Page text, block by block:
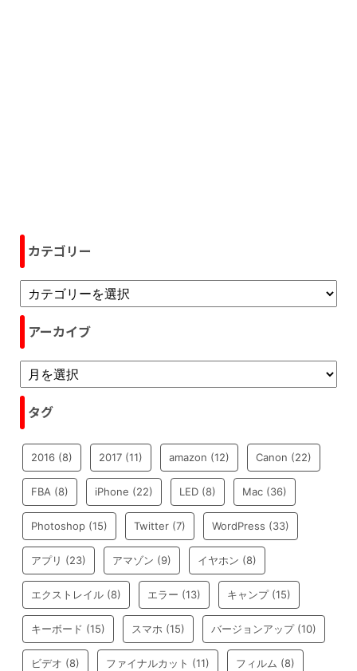
カテゴリー
アーカイブ
タグ
2016 (8) 2017 (11) amazon (12) Canon (22)
FBA (8) iPhone (22) LED (8) Mac (36)
Photoshop (15) Twitter (7) WordPress (33)
アプリ (23) アマゾン (9) イヤホン (8)
エクストレイル (8) エラー (13) キャンプ(15)
キーボード (15) スマホ (15) バージョンアップ(10)
ビデオ (8) ファイナルカット (11) フィルム (8)